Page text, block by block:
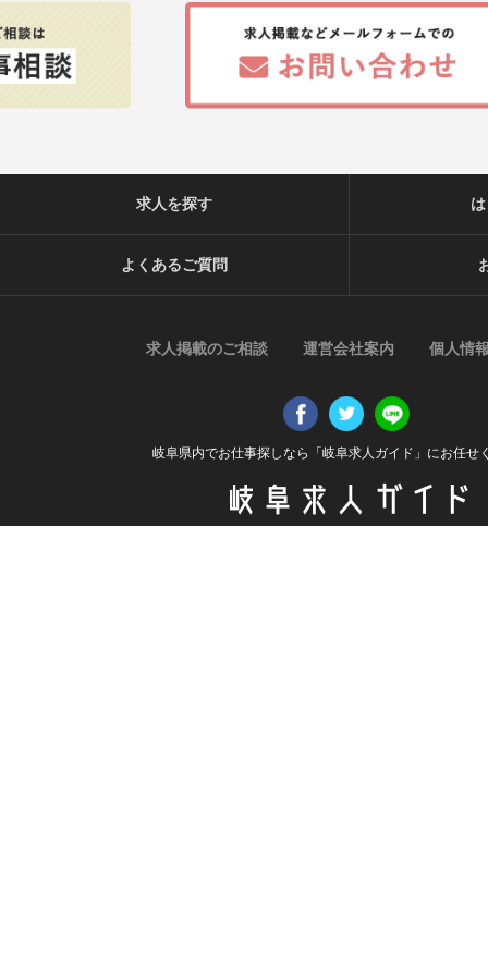
岐阜県内でお仕事探しなら「岐阜求人ガイド」にお任せ
求人を探す
よくあるご質問
求人掲載のご相談 運営会社案内 個人情